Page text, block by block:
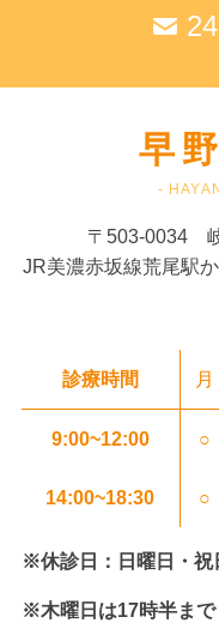
早
-
〒503-0034
JR美濃赤坂線荒尾駅
診療時間 月
9:00~12:00 ○
14:00~18:30 ○
※休診日：日曜日・祝
※木曜日は17時半まで